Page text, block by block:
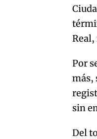
Real,
Por
más,
sin
Del